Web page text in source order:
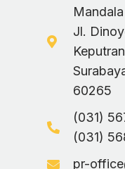
Jl.
60265
(031)
(031)
pr-